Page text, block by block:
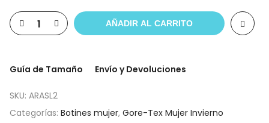
AÑADIR AL CARRITO
Guía de Tamaño Envío y Devoluciones
SKU: ARASL2
Categorías: Botines mujer, Gore-Tex Mujer Invierno